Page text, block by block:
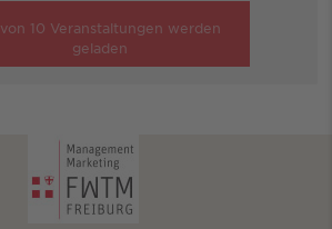
von 10 Veranstaltungen werden
geladen